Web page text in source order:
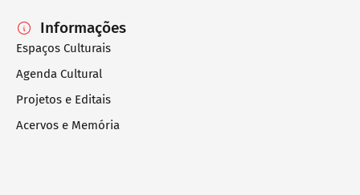
Informações
Espaços Culturais
Agenda Cultural
Projetos e Editais
Acervos e Memória